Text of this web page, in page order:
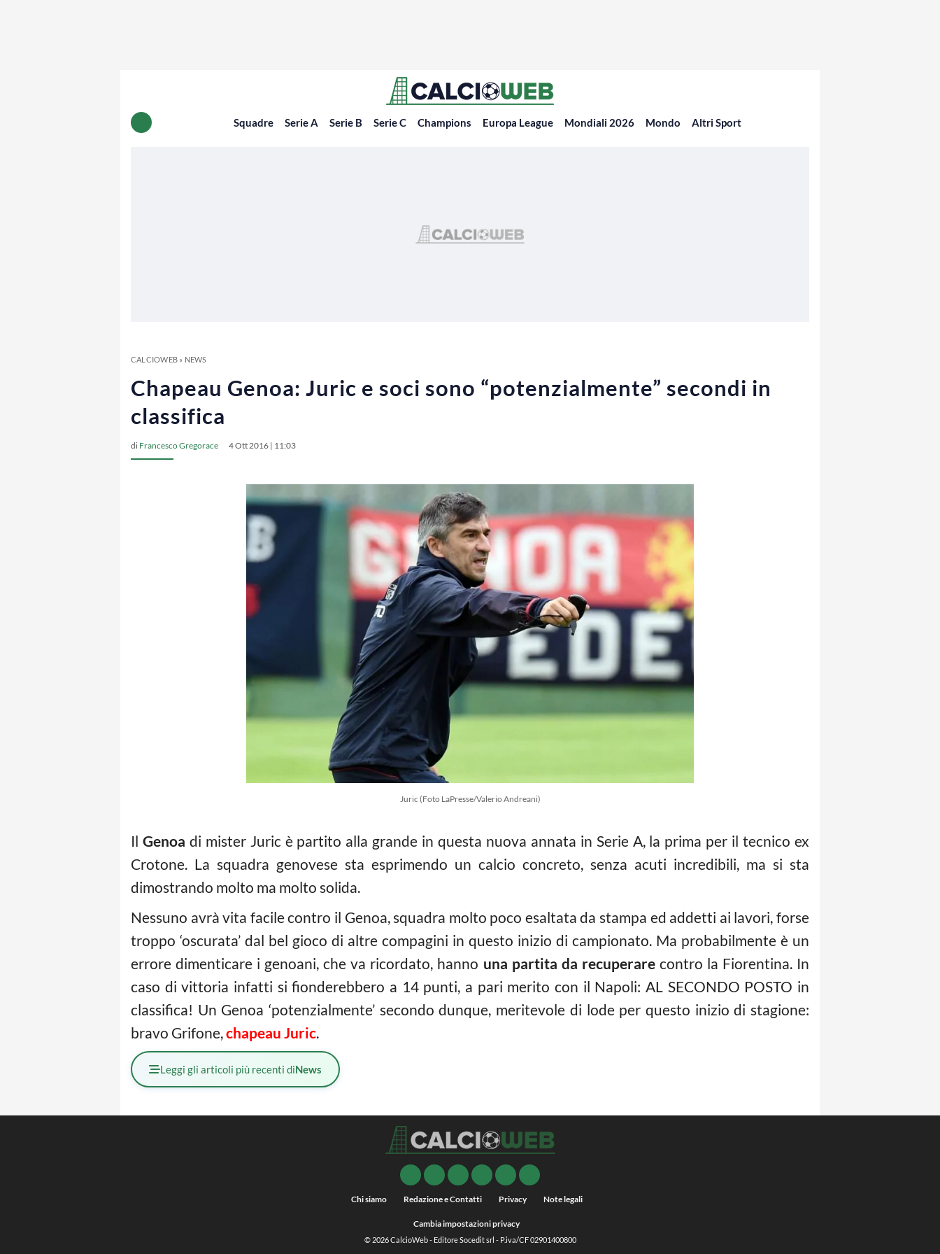
Squadre Serie A Serie B Serie C Champions Europa League Mondiali 2026 Mondo Altri Sport
CALCIOWEB» NEWS
Chapeau Genoa: Juric e soci sono “potenzialmente” secondi in
classifica
di Francesco Gregorace 4 Ott 2016 | 11:03
Juric (Foto LaPresse/Valerio Andreani)
Il Genoa di mister Juric è partito alla grande in questa nuova annata in Serie A, la prima per il tecnico ex
Crotone. La squadra genovese sta esprimendo un calcio concreto, senza acuti incredibili, ma si sta
dimostrando molto ma molto solida.
Nessuno avrà vita facile contro il Genoa, squadra molto poco esaltata da stampa ed addetti ai lavori, forse
troppo ‘oscurata’ dal bel gioco di altre compagini in questo inizio di campionato. Ma probabilmente è un
errore dimenticare i genoani, che va ricordato, hanno una partita da recuperarecontro la Fiorentina. In
caso di vittoria infatti si fionderebbero a 14 punti, a pari merito con il Napoli: AL SECONDO POSTO in
classifica! Un Genoa ‘potenzialmente’ secondo dunque, meritevole di lode per questo inizio di stagione:
bravo Grifone,chapeau Juric.
Leggi gli articoli più recenti diNews
Chi siamo Redazione e Contatti Privacy Note legali
Cambia impostazioni privacy
© 2026CalcioWeb- Editore Socedit srl - P.iva/CF 02901400800